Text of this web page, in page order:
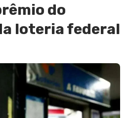
do
loteria federal